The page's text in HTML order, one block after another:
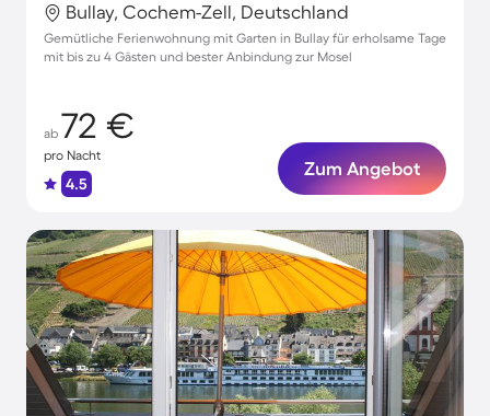
Bullay, Cochem-Zell, Deutschland
Gemütliche Ferienwohnung mit Garten in Bullay für erholsame Tage
mit bis zu 4 Gästen und bester Anbindung zur Mosel
ab 72 €
pro Nacht
4.5
Zum Angebot